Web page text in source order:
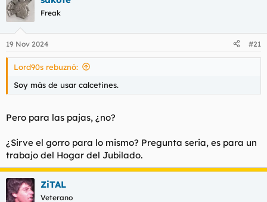
Freak
19 Nov 2024 #21
Lord90s rebuznó:
Soy más de usar calcetines.
Pero para las pajas, ¿no?
¿Sirve el gorro para lo mismo? Pregunta seria, es para un
trabajo del Hogar del Jubilado.
ZiTAL
Veterano